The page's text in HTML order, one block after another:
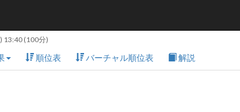
13:40 (100分)
順位表 バーチャル順位表 解説